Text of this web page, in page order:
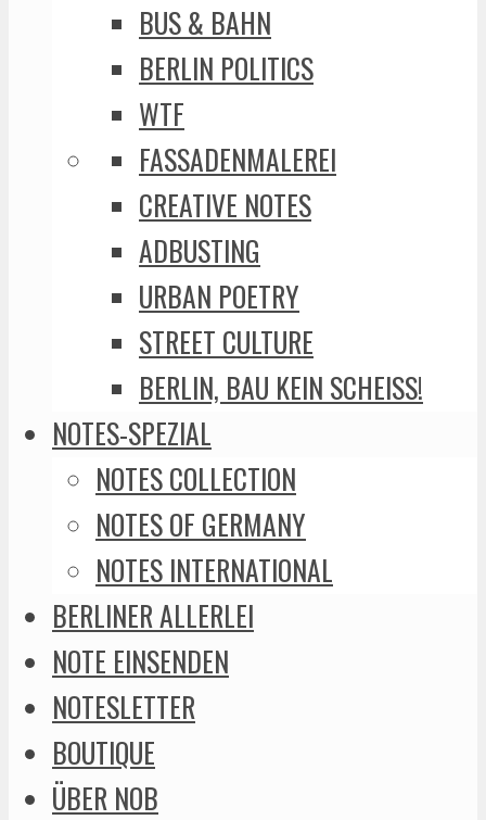
BUS & BAHN
BERLIN POLITICS
WTF
FASSADENMALEREI
CREATIVE NOTES
ADBUSTING
URBAN POETRY
STREET CULTURE
BERLIN, BAU KEIN SCHEISS!
NOTES-SPEZIAL
NOTES COLLECTION
NOTES OF GERMANY
NOTES INTERNATIONAL
BERLINER ALLERLEI
NOTE EINSENDEN
NOTESLETTER
BOUTIQUE
ÜBER NOB